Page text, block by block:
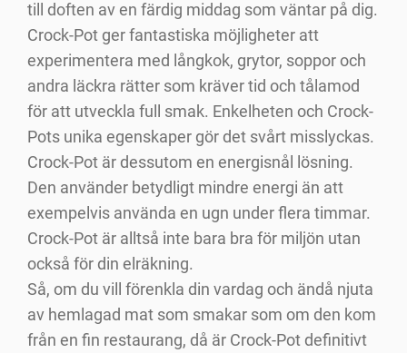
till doften av en färdig middag som väntar på dig.
Crock-Pot ger fantastiska möjligheter att
experimentera med långkok, grytor, soppor och
andra läckra rätter som kräver tid och tålamod
för att utveckla full smak. Enkelheten och Crock-
Pots unika egenskaper gör det svårt misslyckas.
Crock-Pot är dessutom en energisnål lösning.
Den använder betydligt mindre energi än att
exempelvis använda en ugn under flera timmar.
Crock-Pot är alltså inte bara bra för miljön utan
också för din elräkning.
Så, om du vill förenkla din vardag och ändå njuta
av hemlagad mat som smakar som om den kom
från en fin restaurang, då är Crock-Pot definitivt